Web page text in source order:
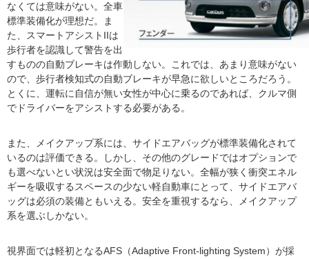
なくては意味がない。全車
標準装備化が理想だ。ま
た、スマートアシストIIは
歩行者を認識して警告を出
すものの自動ブレーキは作動しない。これでは、あまり意味がない
ので、歩行者検知式の自動ブレーキが早急に欲しいところだろう。
とくに、運転に自信が無い女性が中心に乗るのであれば、クルマ側
でドライバーをアシストする必要がある。
また、メイクアップ系には、サイドエアバッグが標準装備化されて
いるのは評価できる。しかし、その他のグレードではオプションで
も選べないとい状況は安全面で物足りない。全幅が狭く衝突エネル
ギーを吸収するスペースの少ない軽自動車にとって、サイドエアバ
ッグは必須の装備ともいえる。安全を重視するなら、メイクアップ
系を選ぶしかない。
視界面では軽初となるAFS（Adaptive Front-lighting System）が採